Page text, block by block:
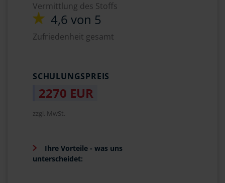
Vermittlung des Stoffs
4,6 von 5
Zufriedenheit gesamt
SCHULUNGSPREIS
2270 EUR
zzgl. MwSt.
Ihre Vorteile - was uns
unterscheidet: